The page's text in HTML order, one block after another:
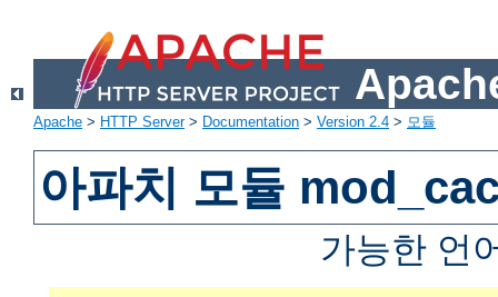
Apache > HTTP Server> Documentation > Version 2.4 > 모듈
아파치 모듈
가능한 언